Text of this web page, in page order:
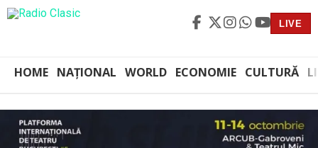
LIVE
HOME NAȚIONAL WORLD ECONOMIE CULTURĂ